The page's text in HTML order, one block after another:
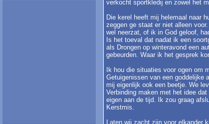
verkocht sportkledij en zowel het
Die kerel heeft mij helemaal naar
zeggen ge staat er niet alleen
wel neerzat, of ik in God geloof,
Is het toeval dat nadat ik een
als Drongen op winteravond een
gebeurden. Waar ik het gesprek
Ik hou die situaties voor ogen om
Getuigenissen van een goddelijke
mij eigenlijk ook een beetje. We
Verbinding maken met het idee
eigen aan de tijd. Ik zou graag
Kerstmis.
Laten wij zacht zijn voor elkander